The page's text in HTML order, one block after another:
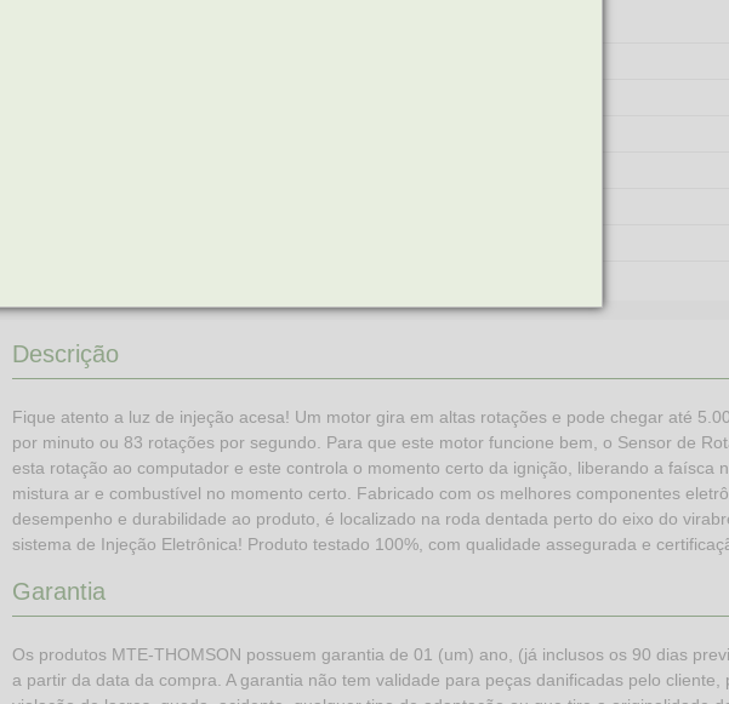
Descrição
Fique atento a luz de injeção acesa! Um motor gira em altas rotações e pode chegar até
por minuto ou 83 rotações por segundo. Para que este motor funcione bem, o Sensor de
esta rotação ao computador e este controla o momento certo da ignição, liberando a faísca
mistura ar e combustível no momento certo. Fabricado com os melhores componentes
desempenho e durabilidade ao produto, é localizado na roda dentada perto do eixo do
sistema de Injeção Eletrônica! Produto testado 100%, com qualidade assegurada e
Garantia
Os produtos MTE-THOMSON possuem garantia de 01 (um) ano, (já inclusos os 90 dias
a partir da data da compra. A garantia não tem validade para peças danificadas pelo cliente,